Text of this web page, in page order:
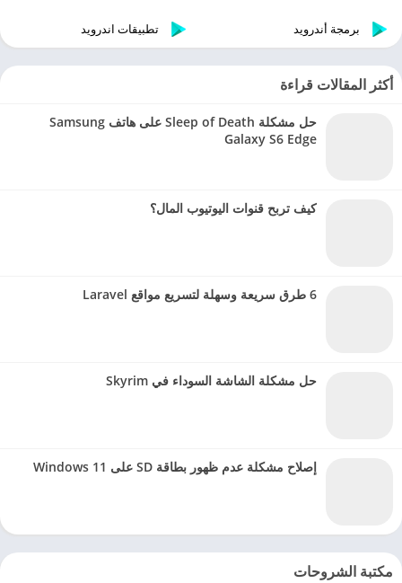
برمجة أندرويد تطبيقات اندرويد
أكثر المقالات قراءة
حل مشكلة Sleep of Death على هاتف Samsung
Galaxy S6 Edge
كيف تربح قنوات اليوتيوب المال؟
6 طرق سريعة وسهلة لتسريع مواقع Laravel
حل مشكلة الشاشة السوداء في Skyrim
إصلاح مشكلة عدم ظهور بطاقة SD على Windows 11
مكتبة الشروحات